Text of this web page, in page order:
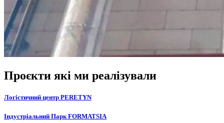
Проєкти які ми реалізували
Логістичний центр PERETYN
Індустріальний Парк FORMATSIA